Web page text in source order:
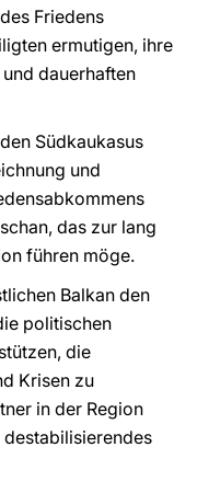
Friedens
ermutigen, ihre
dauerhaften
Südkaukasus
und
das zur lang
führen möge.
Balkan den
politischen
die
Krisen zu
in der Region